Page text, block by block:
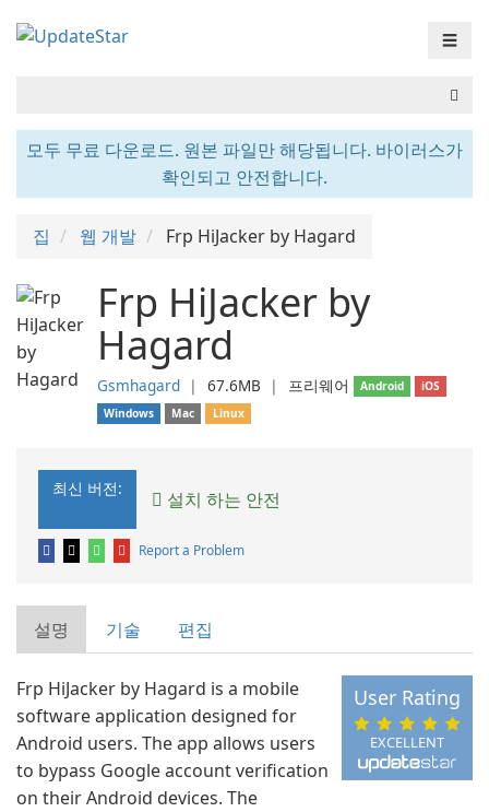
☰
모두 무료 다운로드. 원본 파일만 해당됩니다. 바이러스가
확인되고 안전합니다.
집 웹 개발 Frp HiJacker by Hagard
Frp HiJacker by
Hagard
Gsmhagard ❘ 67.6MB ❘ 프리웨어 Android
iOS
Windows
Mac Linux
최신 버전: 설치 하는 안전
Report a Problem
설명 기술 편집
EXCELLENT
User Rating
Frp HiJacker by Hagard is a mobile
software application designed for
Android users. The app allows users
to bypass Google account verification
on their Android devices. The